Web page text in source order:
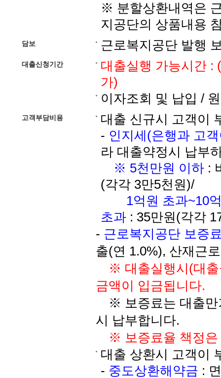
※ 분할상환내역은
지공단의 상품내용
담보 근로복지공단 발행
대출신청기간
대출실행 가능시간 :
가)
이자조회 및 납입 /
고객부담비용
대출 신규시 고객이
- 인지세(은행과 고
라 대출약정시 납부
※ 5천만원 이하 :
(각각 3만5천원)/
1억원 초과~10
초과 : 35만원(각각
- 근로복지공단 보증
출(연 1.0%), 산재근
※ 대출실행시(대
금액이 입금됩니다.
※ 보증료는 대출만
시 납부합니다.
※ 보증료율 책정은
대출 상환시 고객이
- 중도상환해약금 :